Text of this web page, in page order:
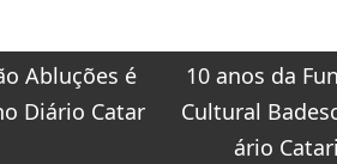
Abluções é
Diário Catar
10 anos da
Cultural
ário